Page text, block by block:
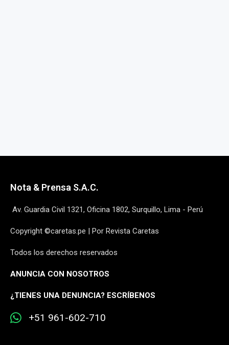
Nota & Prensa S.A.C.
Av. Guardia Civil 1321, Oficina 1802, Surquillo, Lima - Perú
Copyright ©caretas.pe | Por Revista Caretas
Todos los derechos reservados
ANUNCIA CON NOSOTROS
¿TIENES UNA DENUNCIA? ESCRÍBENOS
+51 961-602-710